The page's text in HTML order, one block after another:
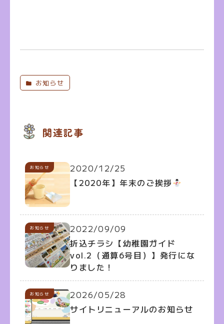
お知らせ
関連記事
お知らせ
2020/12/25
【2020年】年末のご挨拶
お知らせ
2022/09/09
折込チラシ【幼稚園ガイド
vol.2（通算6号目）】発行にな
りました！
お知らせ
2026/05/28
サイトリニューアルのお知らせ